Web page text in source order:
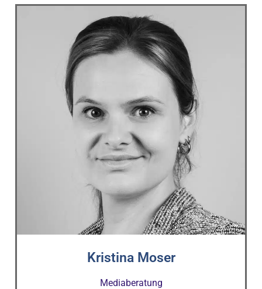
Kristina Moser
Mediaberatung